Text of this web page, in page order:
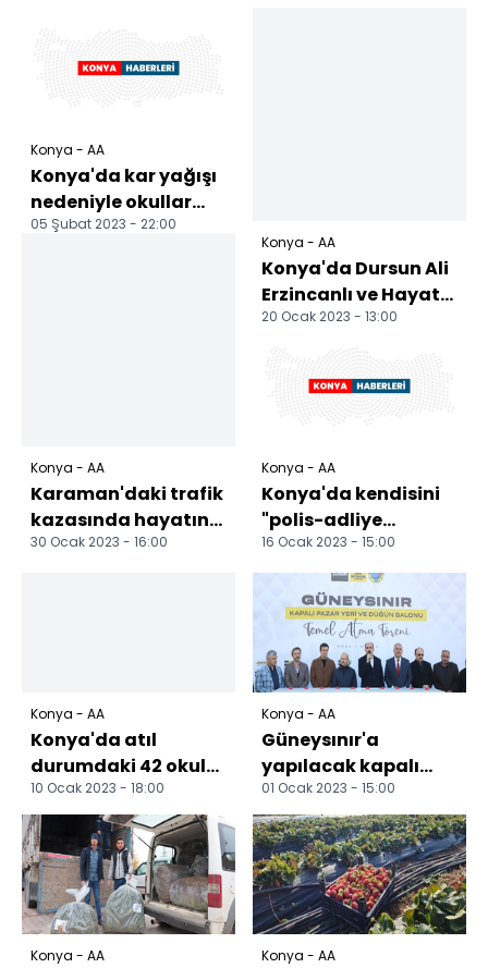
Konya - AA
Konya'da kar yağışı
nedeniyle okullar
yarın tatil edildi
05 Şubat 2023 - 22:00
Konya - AA
Karaman'daki trafik
kazasında hayatını
kaybeden 2 gencin
30 Ocak 2023 - 16:00
Konya - AA
Konya'da Dursun Ali
Erzincanlı ve Hayati
İnanç Şehir
konuk...
20 Ocak 2023 - 13:00
Konya - AA
Konya'da kendisini
"polis-adliye
muhabiri" olarak
tanıtan kişi
yakalandı
16 Ocak 2023 - 15:00
Konya - AA
Konya'da atıl
durumdaki 42 okul
"Köy Yaşam Merkezi"
oldu
10 Ocak 2023 - 18:00
Konya - AA
Güneysınır'a
yapılacak kapalı
pazar yeri ve düğün
salonunun temeli
atıldı
01 Ocak 2023 - 15:00
Konya - AA Konya - AA